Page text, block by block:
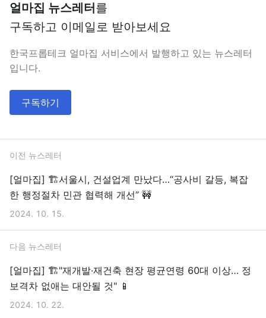
얼마집 뉴스레터를
구독하고 이메일로 받아보세요
한국프롭테크 얼마집 서비스에서 발행하고 있는 뉴스레터
입니다.
구독하기
이전 뉴스레터
[얼마집] 🏗️서울시, 건설업계 만났다…“공사비 갈등, 복잡
한 행정절차 민관 협력해 개선” 🚧
2024. 10. 15.
다음 뉴스레터
[얼마집] 🏗️"재개발·재건축 현장 평균연령 60대 이상… 정
보격차 없애는 대안될 것" 📱
2024. 10. 22.